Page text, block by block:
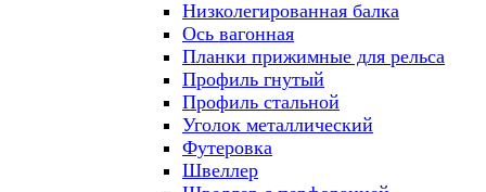
Низколегированная балка
Ось вагонная
Планки прижимные для рельса
Профиль гнутый
Профиль стальной
Уголок металлический
Футеровка
Швеллер